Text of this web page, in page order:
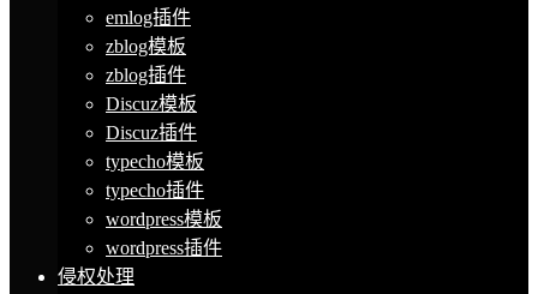
emlog插件
zblog模板
zblog插件
Discuz模板
Discuz插件
typecho模板
typecho插件
wordpress模板
wordpress插件
侵权处理